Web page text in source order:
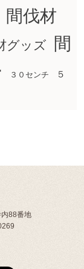
間伐材
グッズ
間
３０センチ
５
88番地